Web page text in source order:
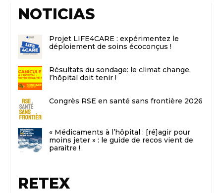
NOTICIAS
Projet LIFE4CARE : expérimentez le
déploiement de soins écoconçus !
Résultats du sondage: le climat change,
l’hôpital doit tenir !
Congrès RSE en santé sans frontière 2026
« Médicaments à l’hôpital : [ré]agir pour
moins jeter » : le guide de recos vient de
paraitre !
RETEX